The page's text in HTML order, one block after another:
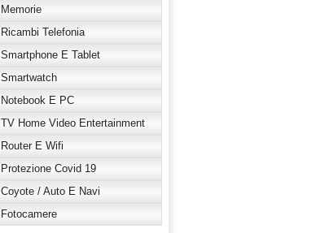
Memorie
Ricambi Telefonia
Smartphone E Tablet
Smartwatch
Notebook E PC
TV Home Video Entertainment
Router E Wifi
Protezione Covid 19
Coyote / Auto E Navi
Fotocamere